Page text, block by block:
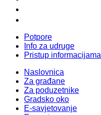
Potpore
Info za udruge
Pristup informacijama
Naslovnica
Za građane
Za poduzetnike
Gradsko oko
E-savjetovanje